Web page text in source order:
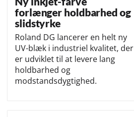
forlænger holdbarhed og
slidstyrke
Roland DG lancerer en helt ny
UV-blæk i industriel kvalitet, der
er udviklet til at levere lang
holdbarhed og
modstandsdygtighed.